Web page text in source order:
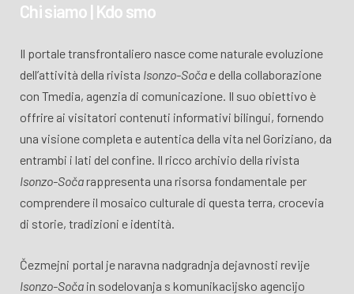
Chi siamo | Kdo smo
Il portale transfrontaliero nasce come naturale evoluzione
dell’attività della rivista Isonzo-Sočae della collaborazione
con Tmedia, agenzia di comunicazione. Il suo obiettivo è
offrire ai visitatori contenuti informativi bilingui, fornendo
una visione completa e autentica della vita nel Goriziano, da
entrambi i lati del confine. Il ricco archivio della rivista
Isonzo-Sočarappresenta una risorsa fondamentale per
comprendere il mosaico culturale di questa terra, crocevia
di storie, tradizioni e identità.
Čezmejni portal je naravna nadgradnja dejavnosti revije
Isonzo-Soča in sodelovanja s komunikacijsko agencijo